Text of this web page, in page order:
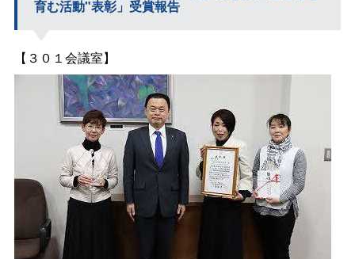
育む活動"表彰」受賞報告
【３０１会議室】